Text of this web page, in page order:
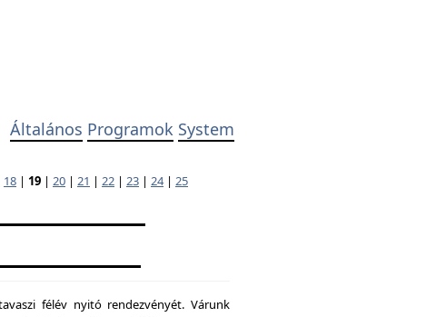
Általános Programok System
18 | 19 | 20 | 21 | 22 | 23 | 24| 25
félév nyitó rendezvényét. Várunk